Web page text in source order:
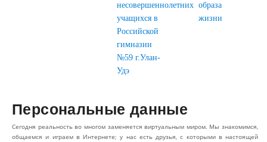
несовершеннолетних
учащихся в
Российской
гимназии
№59 г.Улан-
Удэ
образа
жизни
Персональные данные
Сегодня реальность во многом заменяется виртуальным миром. Мы знакомимся,
общаемся и играем в Интернете; у нас есть друзья, с которыми в настоящей